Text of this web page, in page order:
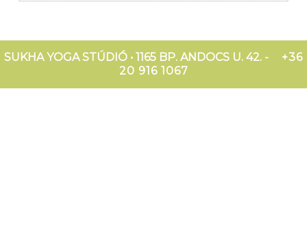
SUKHA YOGA STÚDIÓ • 1165 BP. ANDOCS U. 42. -
+36
20 916 1067